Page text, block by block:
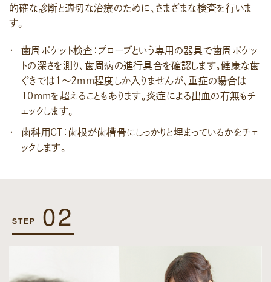
的確な診断と適切な治療のために、さまざまな検査を行いま
す。
歯周ポケット検査：プローブという専用の器具で歯周ポケッ
トの深さを測り、歯周病の進行具合を確認します。健康な歯
ぐきでは1～2mm程度しか入りませんが、重症の場合は
10mmを超えることもあります。炎症による出血の有無もチ
ェックします。
歯科用CT：歯根が歯槽骨にしっかりと埋まっているかをチェ
ックします。